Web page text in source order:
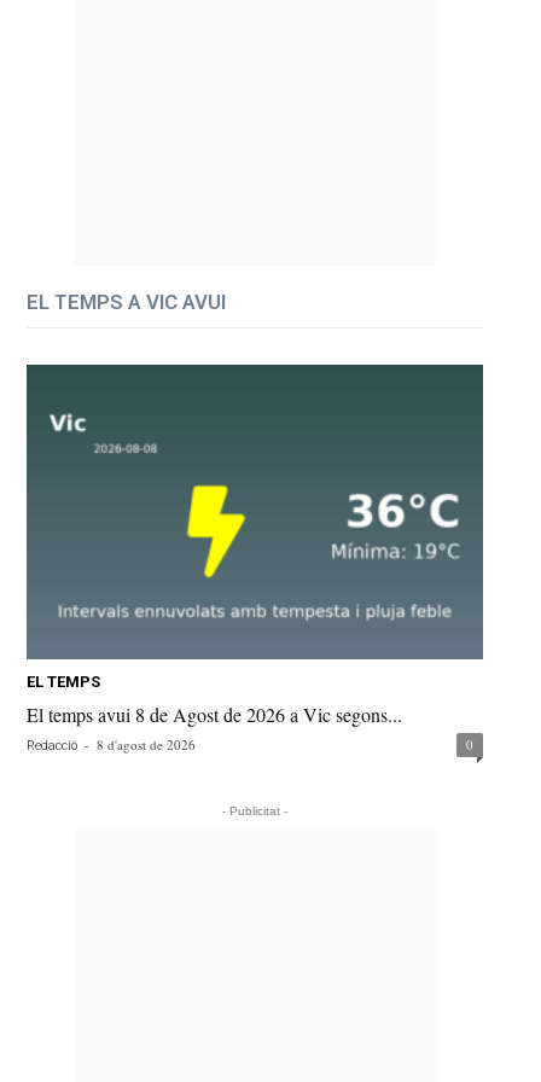
EL TEMPS A VIC AVUI
EL TEMPS
El temps avui 8 de Agost de 2026 a Vic segons...
Redacció - 8 d'agost de 2026 0
- Publicitat -